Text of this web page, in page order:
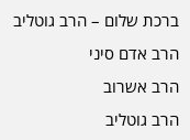
ברכת שלום – הרב גוטליב
הרב אדם סיני
הרב אשרוב
הרב גוטליב